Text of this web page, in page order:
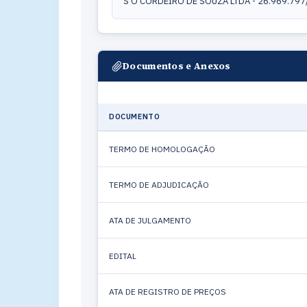
Documentos e Anexos
DOCUMENTO
TERMO DE HOMOLOGAÇÃO
TERMO DE ADJUDICAÇÃO
ATA DE JULGAMENTO
EDITAL
ATA DE REGISTRO DE PREÇOS